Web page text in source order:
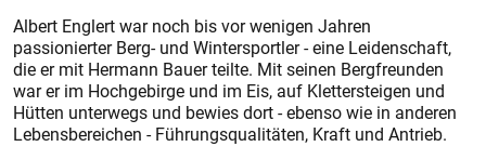
Albert Englert war noch bis vor wenigen Jahren
passionierter Berg- und Wintersportler - eine Leidenschaft,
die er mit Hermann Bauer teilte. Mit seinen Bergfreunden
war er im Hochgebirge und im Eis, auf Klettersteigen und
Hütten unterwegs und bewies dort - ebenso wie in anderen
Lebensbereichen - Führungsqualitäten, Kraft und Antrieb.